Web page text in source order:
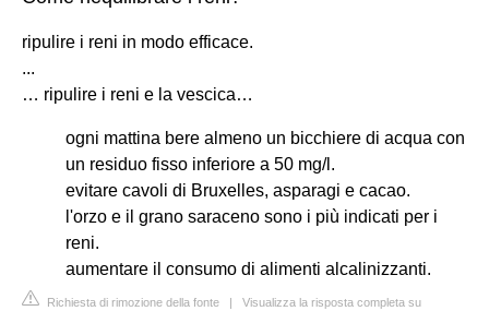
ripulire i reni in modo efficace.
...
… ripulire i reni e la vescica…
ogni mattina bere almeno un bicchiere di acqua con
un residuo fisso inferiore a 50 mg/l.
evitare cavoli di Bruxelles, asparagi e cacao.
l'orzo e il grano saraceno sono i più indicati per i
reni.
aumentare il consumo di alimenti alcalinizzanti.
Richiesta di rimozione della fonte | Visualizza la risposta completa su